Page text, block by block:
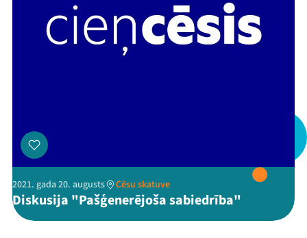
Kontakti
ThreadsFacebookYoutube
X TikTok
2021. gada 20. augusts Cēsu skatuve
Diskusija "Pašģenerējoša sabiedrība"